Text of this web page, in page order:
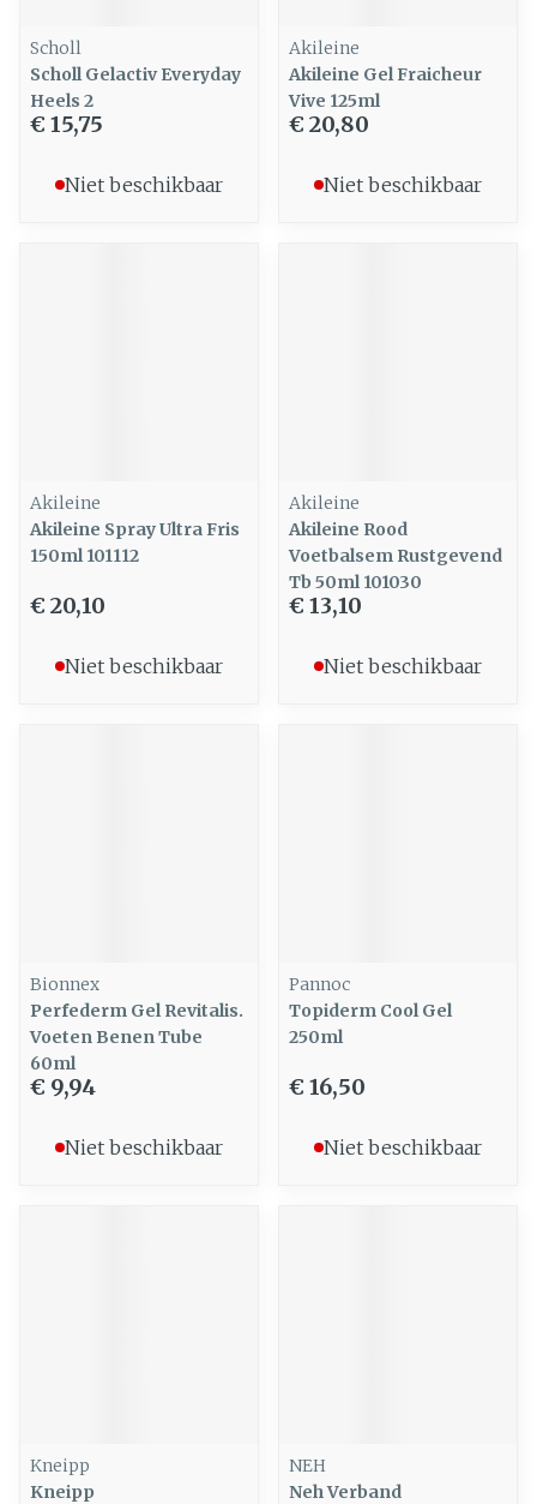
Scholl
Scholl Gelactiv Everyday
Heels 2
€ 15,75
Niet beschikbaar
Akileine
Akileine Gel Fraicheur
Vive 125ml
€ 20,80
Niet beschikbaar
Akileine
Akileine Spray Ultra Fris
150ml 101112
€ 20,10
Niet beschikbaar
Akileine
Akileine Rood
Voetbalsem Rustgevend
Tb 50ml 101030
€ 13,10
Niet beschikbaar
Bionnex
Perfederm Gel Revitalis.
Voeten Benen Tube
60ml
€ 9,94
Niet beschikbaar
Pannoc
Topiderm Cool Gel
250ml
€ 16,50
Niet beschikbaar
Kneipp
Kneipp
NEH
Neh Verband